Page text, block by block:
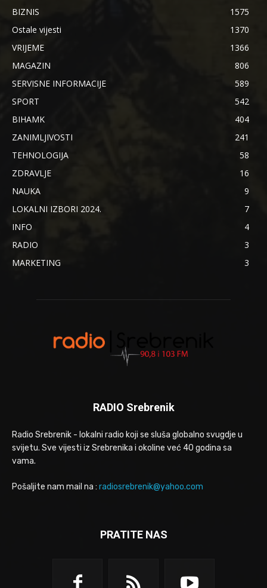
BIZNIS
1575
Ostale vijesti
1370
VRIJEME
1366
MAGAZIN
806
SERVISNE INFORMACIJE
589
SPORT
542
BIHAMK
404
ZANIMLJIVOSTI
241
TEHNOLOGIJA
58
ZDRAVLJE
16
NAUKA
9
LOKALNI IZBORI 2024.
7
INFO
4
RADIO
3
MARKETING
3
RADIO Srebrenik
Radio Srebrenik - lokalni radio koji se sluša globalno svugdje u
svijetu. Sve vijesti iz Srebrenika i okoline već 40 godina sa
vama.
Pošaljite nam mail na : radiosrebrenik@yahoo.com
PRATITE NAS